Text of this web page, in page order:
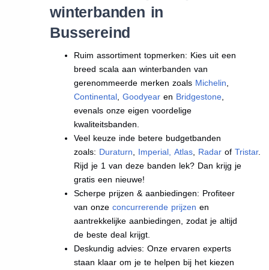
winterbanden in
Bussereind
Ruim assortiment topmerken: Kies uit een
breed scala aan winterbanden van
gerenommeerde merken zoals Michelin
Continental ,Goodyear en Bridgestone
evenals onze eigen voordelige
kwaliteitsbanden.
Veel keuze inde betere budgetbanden
zoals: Duraturn Imperial Atlas Radar ofTristar.
Rijd je 1 van deze banden lek? Dan krijg je
gratis een nieuwe!
Scherpe prijzen & aanbiedingen: Profiteer
van onzeconcurrerende prijzen en
aantrekkelijke aanbiedingen, zodat je altijd
de beste deal krijgt.
Deskundig advies: Onze ervaren experts
staan klaar om je te helpen bij het kiezen